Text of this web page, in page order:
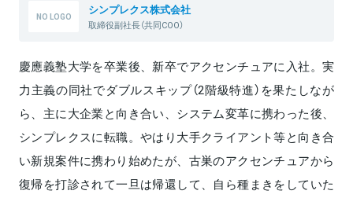
シンプレクス株式会社
取締役副社長（共同COO）
慶應義塾大学を卒業後、新卒でアクセンチュアに入社。実
力主義の同社でダブルスキップ（2階級特進）を果たしなが
ら、主に大企業と向き合い、システム変革に携わった後、
シンプレクスに転職。やはり大手クライアント等と向き合
い新規案件に携わり始めたが、古巣のアクセンチュアから
復帰を打診されて一旦は帰還して、自ら種まきをしていた